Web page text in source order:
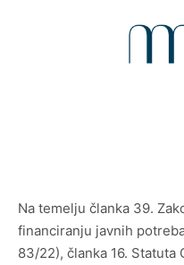
Zbirka mozaika
Zbirka moderne i
Na temelju članka 39.
financiranju javnih
83/22), članka 16. Statuta